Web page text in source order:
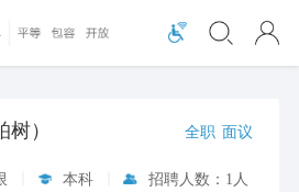
） 全职 面议
本科 招聘人数：1人